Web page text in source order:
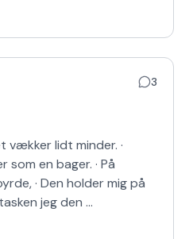
3
vækker lidt minder. ·
som en bager. · På
· Den holder mig på
jeg den …